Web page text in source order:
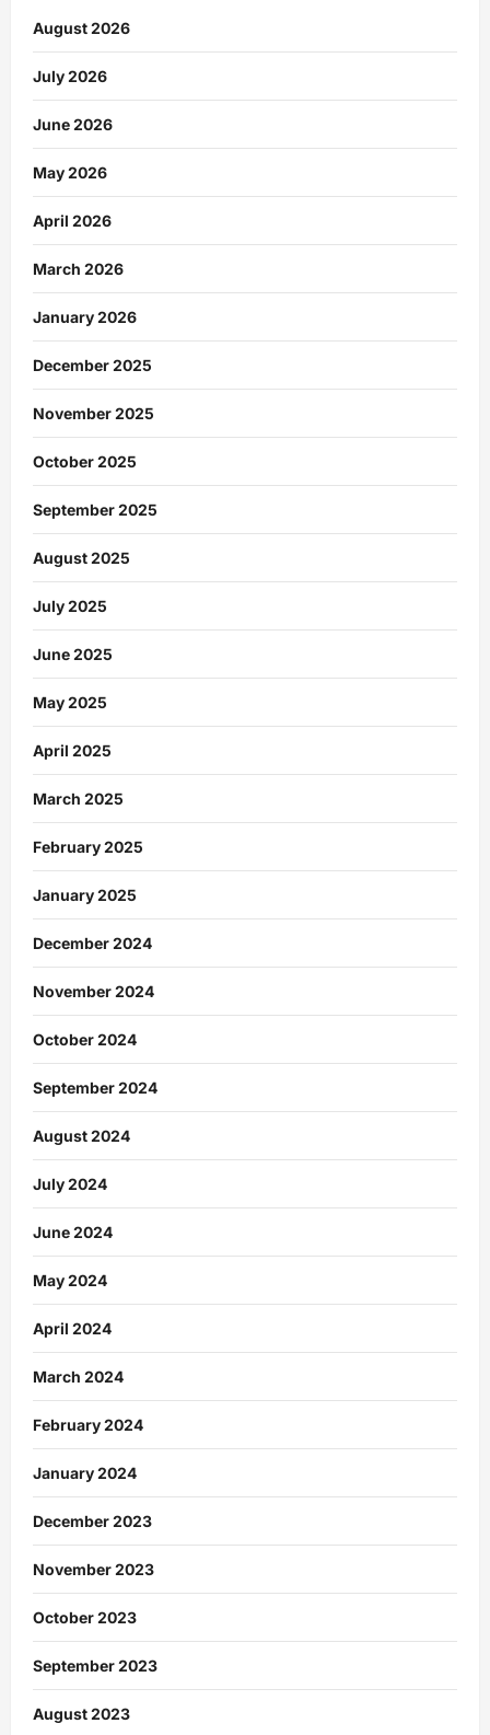
August 2026
July 2026
June 2026
May 2026
April 2026
March 2026
January 2026
December 2025
November 2025
October 2025
September 2025
August 2025
July 2025
June 2025
May 2025
April 2025
March 2025
February 2025
January 2025
December 2024
November 2024
October 2024
September 2024
August 2024
July 2024
June 2024
May 2024
April 2024
March 2024
February 2024
January 2024
December 2023
November 2023
October 2023
September 2023
August 2023